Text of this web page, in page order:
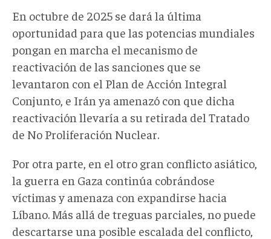
En octubre de 2025 se dará la última
oportunidad para que las potencias mundiales
pongan en marcha el mecanismo de
reactivación de las sanciones que se
levantaron con el Plan de Acción Integral
Conjunto, e Irán ya amenazó con que dicha
reactivación llevaría a su retirada del Tratado
de No Proliferación Nuclear.
Por otra parte, en el otro gran conflicto asiático,
la guerra en Gaza continúa cobrándose
víctimas y amenaza con expandirse hacia
Líbano. Más allá de treguas parciales, no puede
descartarse una posible escalada del conflicto,